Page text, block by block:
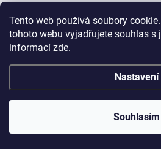
Tento web používá soubory
tohoto webu vyjadřujete souhlas s
informací zde.
Nastavení
Souhlasím